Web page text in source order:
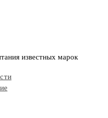
известных марок